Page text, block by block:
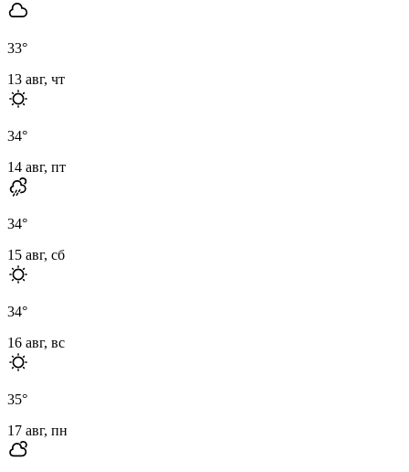
33°
13 авг, чт
34°
14 авг, пт
34°
15 авг, сб
34°
16 авг, вс
35°
17 авг, пн